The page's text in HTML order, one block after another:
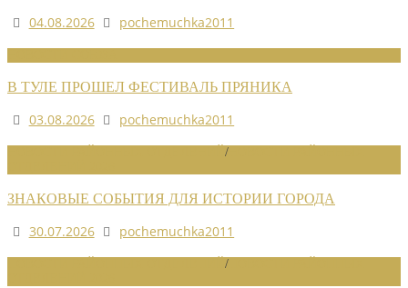
04.08.2026
pochemuchka2011
В ТУЛЕ ПРОШЕЛ ФЕСТИВАЛЬ ПРЯНИКА
03.08.2026
pochemuchka2011
/
ЗНАКОВЫЕ СОБЫТИЯ ДЛЯ ИСТОРИИ ГОРОДА
30.07.2026
pochemuchka2011
/